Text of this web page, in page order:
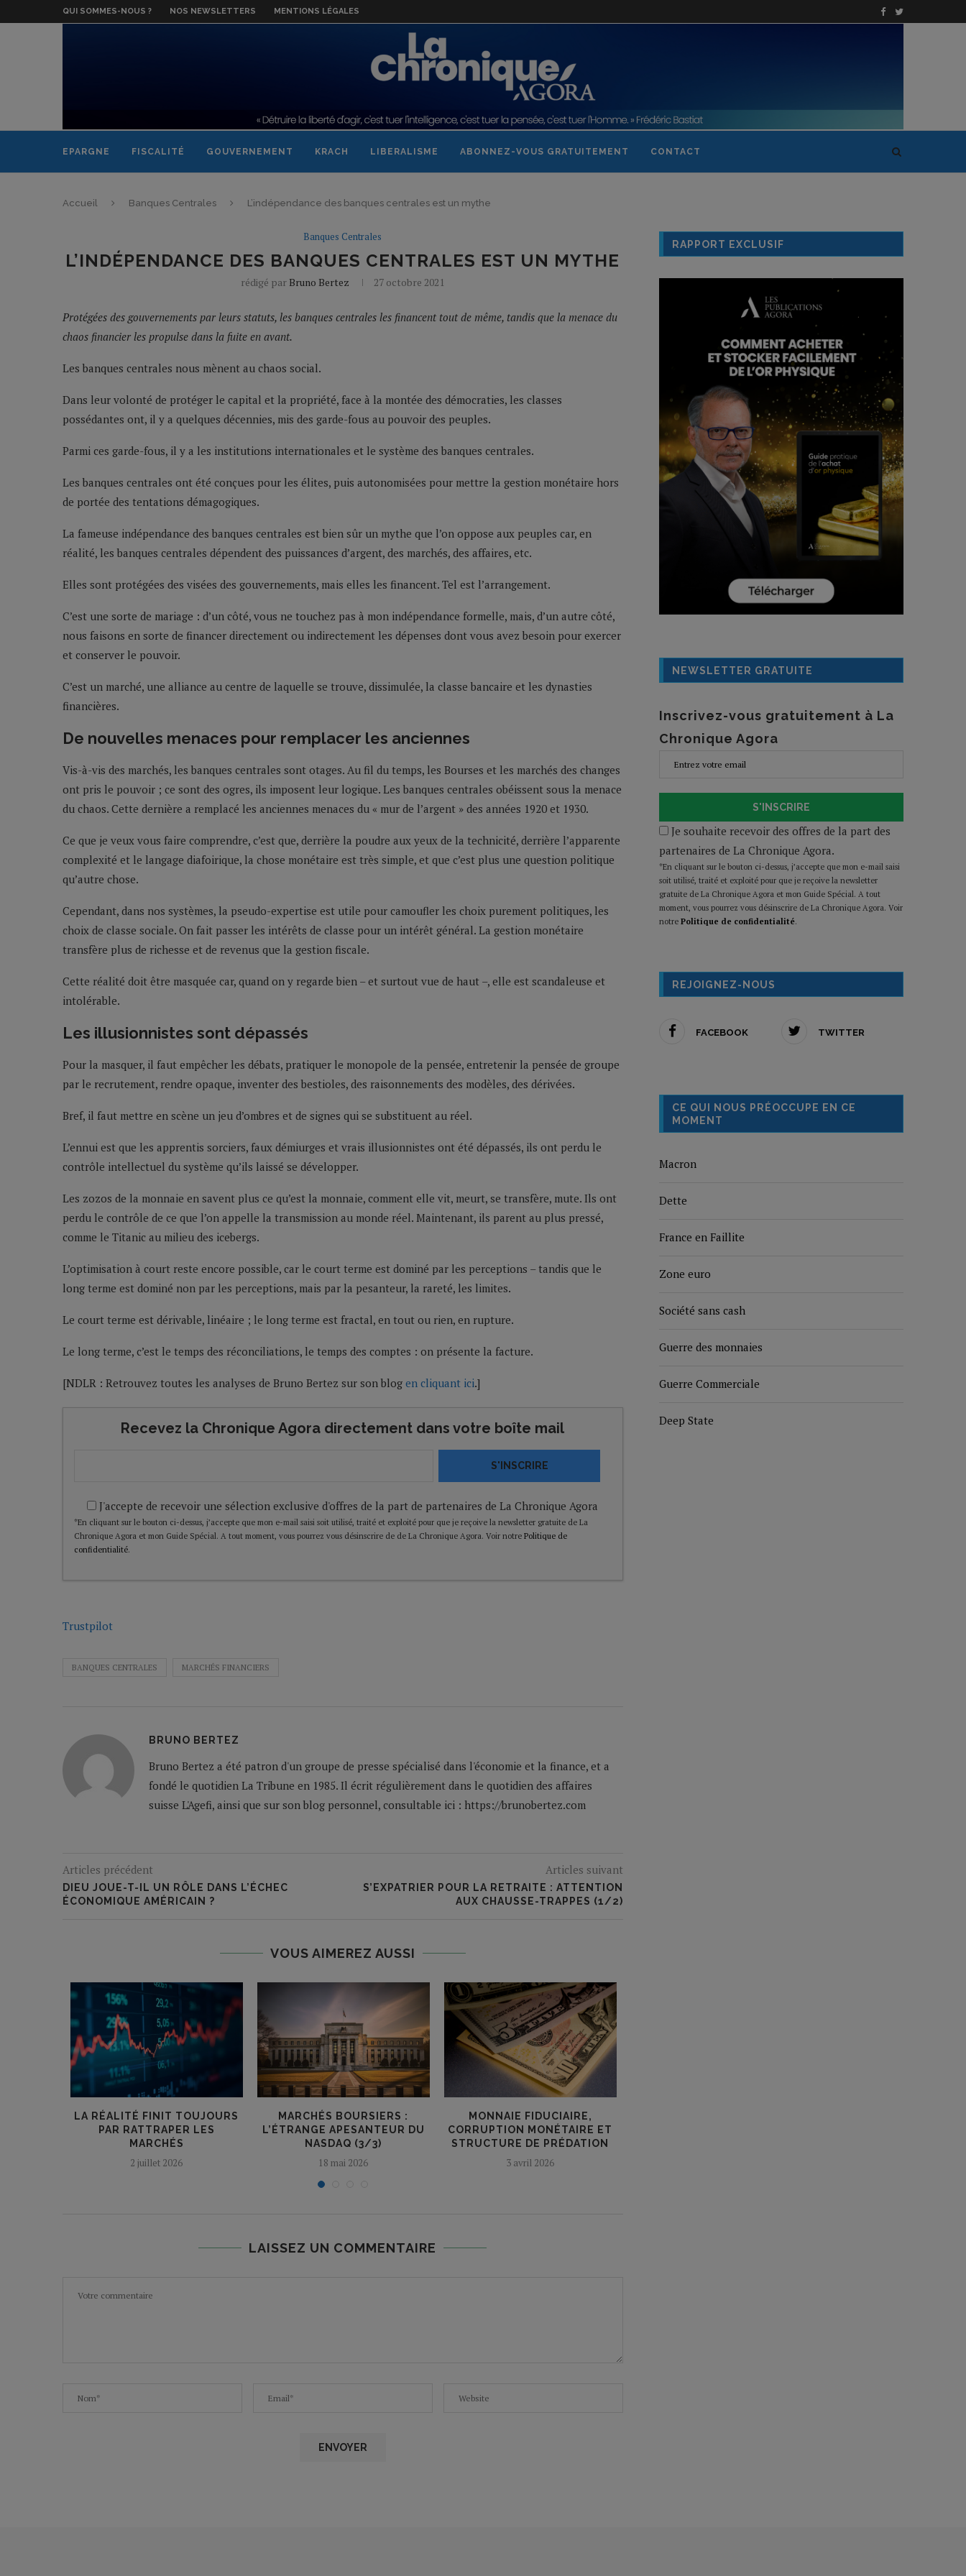
QUI SOMMES-NOUS ? NOS NEWSLETTERS MENTIONS LÉGALES
EPARGNE FISCALITÉ GOUVERNEMENT KRACH LIBERALISME ABONNEZ-VOUS GRATUITEMENT CONTACT
Accueil Banques Centrales L’indépendance des banques centrales est un mythe
Banques Centrales
L’INDÉPENDANCE DES BANQUES CENTRALES EST UN MYTHE
rédigé par Bruno Bertez 27 octobre 2021
Protégées des gouvernements par leurs statuts, les banques centrales les financent tout de même, tandis que la menace du
chaos financier les propulse dans la fuite en avant.
Les banques centrales nous mènent au chaos social.
Dans leur volonté de protéger le capital et la propriété, face à la montée des démocraties, les classes
possédantes ont, il y a quelques décennies, mis des garde-fous au pouvoir des peuples.
Parmi ces garde-fous, il y a les institutions internationales et le système des banques centrales.
Les banques centrales ont été conçues pour les élites, puis autonomisées pour mettre la gestion monétaire hors
de portée des tentations démagogiques.
La fameuse indépendance des banques centrales est bien sûr un mythe que l’on oppose aux peuples car, en
réalité, les banques centrales dépendent des puissances d’argent, des marchés, des affaires, etc.
Elles sont protégées des visées des gouvernements, mais elles les financent. Tel est l’arrangement.
C’est une sorte de mariage : d’un côté, vous ne touchez pas à mon indépendance formelle, mais, d’un autre côté,
nous faisons en sorte de financer directement ou indirectement les dépenses dont vous avez besoin pour exercer
et conserver le pouvoir.
C’est un marché, une alliance au centre de laquelle se trouve, dissimulée, la classe bancaire et les dynasties
financières.
De nouvelles menaces pour remplacer les anciennes
Vis-à-vis des marchés, les banques centrales sont otages. Au fil du temps, les Bourses et les marchés des changes
ont pris le pouvoir ; ce sont des ogres, ils imposent leur logique. Les banques centrales obéissent sous la menace
du chaos. Cette dernière a remplacé les anciennes menaces du « mur de l’argent » des années 1920 et 1930.
Ce que je veux vous faire comprendre, c’est que, derrière la poudre aux yeux de la technicité, derrière l’apparente
complexité et le langage diafoirique, la chose monétaire est très simple, et que c’est plus une question politique
qu’autre chose.
Cependant, dans nos systèmes, la pseudo-expertise est utile pour camoufler les choix purement politiques, les
choix de classe sociale. On fait passer les intérêts de classe pour un intérêt général. La gestion monétaire
transfère plus de richesse et de revenus que la gestion fiscale.
Cette réalité doit être masquée car, quand on y regarde bien – et surtout vue de haut –, elle est scandaleuse et
intolérable.
Les illusionnistes sont dépassés
Pour la masquer, il faut empêcher les débats, pratiquer le monopole de la pensée, entretenir la pensée de groupe
par le recrutement, rendre opaque, inventer des bestioles, des raisonnements des modèles, des dérivées.
Bref, il faut mettre en scène un jeu d’ombres et de signes qui se substituent au réel.
L’ennui est que les apprentis sorciers, faux démiurges et vrais illusionnistes ont été dépassés, ils ont perdu le
contrôle intellectuel du système qu’ils laissé se développer.
Les zozos de la monnaie en savent plus ce qu’est la monnaie, comment elle vit, meurt, se transfère, mute. Ils ont
perdu le contrôle de ce que l’on appelle la transmission au monde réel. Maintenant, ils parent au plus pressé,
comme le Titanic au milieu des icebergs.
L’optimisation à court reste encore possible, car le court terme est dominé par les perceptions – tandis que le
long terme est dominé non par les perceptions, mais par la pesanteur, la rareté, les limites.
Le court terme est dérivable, linéaire ; le long terme est fractal, en tout ou rien, en rupture.
Le long terme, c’est le temps des réconciliations, le temps des comptes : on présente la facture.
[NDLR : Retrouvez toutes les analyses de Bruno Bertez sur son blog en cliquant ici.]
Recevez la Chronique Agora directement dans votre boîte mail
S'INSCRIRE
J'accepte de recevoir une sélection exclusive d'offres de la part de partenaires de La Chronique Agora
*En cliquant sur le bouton ci-dessus, j’accepte que mon e-mail saisi soit utilisé, traité et exploité pour que je reçoive la newsletter gratuite de La
Chronique Agora et mon Guide Spécial. A tout moment, vous pourrez vous désinscrire de de La Chronique Agora. Voir notre Politique de
confidentialité.
Trustpilot
BANQUES CENTRALES MARCHÉS FINANCIERS
BRUNO BERTEZ
Bruno Bertez a été patron d'un groupe de presse spécialisé dans l'économie et la finance, et a
fondé le quotidien La Tribune en 1985. Il écrit régulièrement dans le quotidien des affaires
suisse L'Agefi, ainsi que sur son blog personnel, consultable ici : https://brunobertez.com
Articles précédent
DIEU JOUE-T-IL UN RÔLE DANS L’ÉCHEC
ÉCONOMIQUE AMÉRICAIN ?
Articles suivant
S’EXPATRIER POUR LA RETRAITE : ATTENTION
AUX CHAUSSE-TRAPPES (1/2)
VOUS AIMEREZ AUSSI
LA RÉALITÉ FINIT TOUJOURS
PAR RATTRAPER LES
MARCHÉS
2 juillet 2026
MARCHÉS BOURSIERS :
L’ÉTRANGE APESANTEUR DU
NASDAQ (3/3)
18 mai 2026
MONNAIE FIDUCIAIRE,
CORRUPTION MONÉTAIRE ET
STRUCTURE DE PRÉDATION
3 avril 2026
LAISSEZ UN COMMENTAIRE
RAPPORT EXCLUSIF
NEWSLETTER GRATUITE
Inscrivez-vous gratuitement à La
Chronique Agora
S'INSCRIRE
Je souhaite recevoir des offres de la part des
partenaires de La Chronique Agora.
*En cliquant sur le bouton ci-dessus, j’accepte que mon e-mail saisi
soit utilisé, traité et exploité pour que je reçoive la newsletter
gratuite de La Chronique Agora et mon Guide Spécial. A tout
moment, vous pourrez vous désinscrire de La Chronique Agora. Voir
notre Politique de confidentialité.
REJOIGNEZ-NOUS
FACEBOOK TWITTER
CE QUI NOUS PRÉOCCUPE EN CE
MOMENT
Macron
Dette
France en Faillite
Zone euro
Société sans cash
Guerre des monnaies
Guerre Commerciale
Deep State